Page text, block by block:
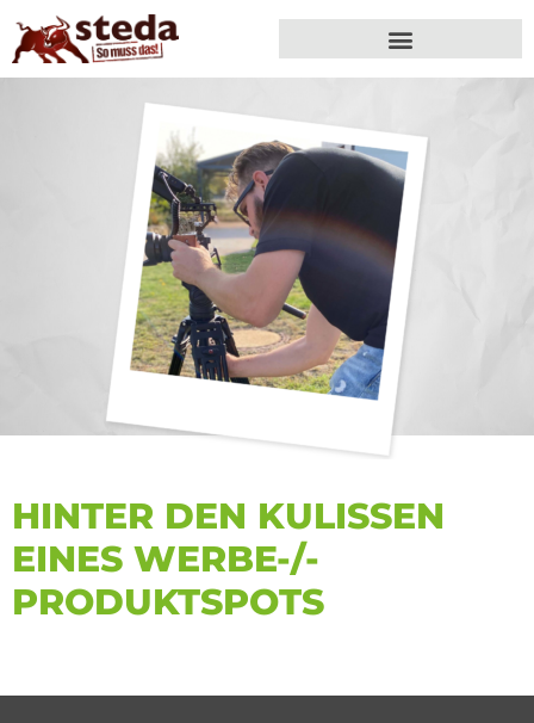
HINTER DEN KULISSEN
EINES WERBE-/­
PRODUKTSPOTS